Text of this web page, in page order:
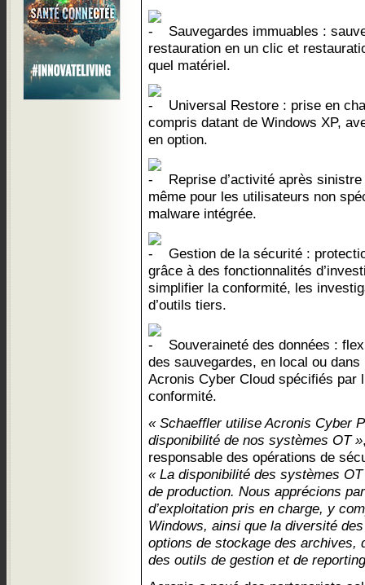
Sauvegardes immuables :
restauration en un clic et
quel matériel.
Universal Restore : prise en
compris datant de Windows XP,
en option.
Reprise d’activité après
même pour les utilisateurs non
malware intégrée.
Gestion de la sécurité :
grâce à des fonctionnalités
simplifier la conformité, les
d’outils tiers.
Souveraineté des données :
des sauvegardes, en local ou
Acronis Cyber Cloud spécifiés par
conformité.
« Schaeffler utilise Acronis Cyber
disponibilité de nos systèmes OT »
responsable des opérations de
« La disponibilité des systèmes
de production. Nous apprécions
d’exploitation pris en charge, y
Windows, ainsi que la diversité
options de stockage des archives,
des outils de gestion et de